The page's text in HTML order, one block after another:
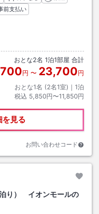
前支払い
おとな2名 1泊1部屋 合計
円 〜 23,700円
おとな1名 (2名1室)｜ 1泊
税込 5,850円〜11,850円
を見る
お問い合わせコード
り） イオンモールの